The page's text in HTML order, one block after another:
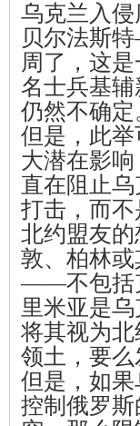
乌克兰入
贝尔法斯
周了，这
名士兵基
仍然不确定
但是，此
大潜在影
直在阻止
打击，而
北约盟友
敦、柏林
——不包括
里米亚是
将其视为
领土，要么
但是，如
控制俄罗